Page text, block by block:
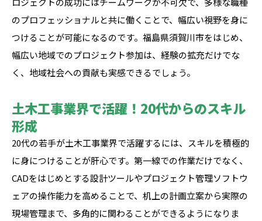
のプロフェッショナルと共に働くことで、幅広い視野を身に
つけることが可能になるのです。福島県須賀川市をはじめ、
幅広い地域でのプロジェクト参加は、経験の拡充だけでな
く、地域社会への貢献も実感できるでしょう。
土木工事業界で活躍！20代からのスキル
形成
20代の若手が土木工事業界で活躍するには、スキルを積極的
に身につけることが肝心です。第一線での作業だけでなく、
CADをはじめとする設計ツールやプロジェクト管理ソフトウ
ェアの操作能力を高めることで、机上の計画立案から実際の
現場管理まで、多角的に関わることができるようになりま